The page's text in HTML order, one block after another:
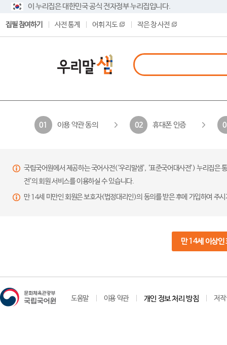
이 누리집은 대한민국 공식 전자정부 누리집입니다.
집필 참여하기 사전 통계 어휘 지도 작은 창 사전
01 이용 약관 동의 02 휴대폰 인증
국립국어원에서 제공하는 국어사전(‘우리말샘’, ‘표준국어대사전’) 누리집
전’의 회원 서비스를 이용하실 수 있습니다.
만 14세 미만인 회원은 보호자(법정대리인)의 동의를 받은 후에 가입하여 주
만 14세 이상인
도움말 이용 약관 개인 정보 처리 방침 저